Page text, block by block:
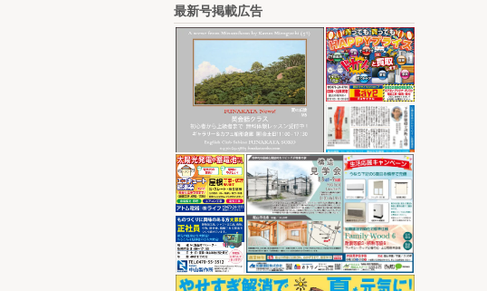
最新号掲載広告